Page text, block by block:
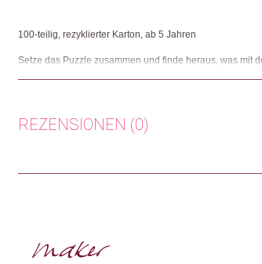
100-teilig, rezyklierter Karton, ab 5 Jahren
Setze das Puzzle zusammen und finde heraus, was mit
Wald verbergen sich hinter jedem Fenster Geheimnisse
Ecke wartet die Geburtstagsparty auf ihre
teiliges Puzzle mit einem Detektivspiel mit 15
werden und den Fall lösen kannst. Ein unterhaltsames
REZENSIONEN (0)